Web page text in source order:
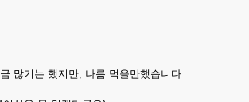
많기는 했지만, 나름 먹을만했습니다